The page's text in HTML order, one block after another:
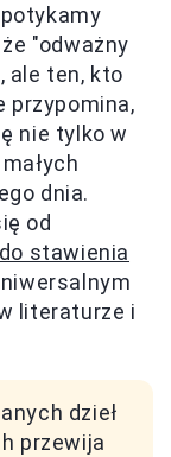
"odważny
ale ten, kto
przypomina,
nie tylko w
dnia.
od
stawienia
literaturze i
dzieł
przewija